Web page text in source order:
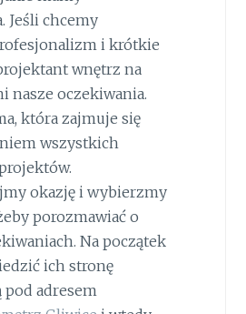
Jeśli chcemy
i krótkie
wnętrz na
nasze oczekiwania.
która zajmuje się
wszystkich
okazję i wybierzmy
porozmawiać o
Na początek
ich stronę
adresem